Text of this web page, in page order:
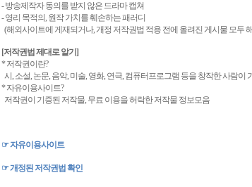
-방송제작자 동의를 받지 않은 드라마 캡쳐
-영리 목적의, 원작 가치를 훼손하는 패러디
(해외사이트에 게재되거나,개정 저작권법 적용 전에 올려진 게시물 모두
[저작권법 제대로 알기 ]
*저작권이란?
시 , 소설, 논문, 음악, 미술, 영화, 연극, 컴퓨터프로그램 등을 창작한 사람이
*자유이용사이트?
저작권이 기증된 저작물, 무료 이용을 허락한 저작물 정보모음
☞자유이용사이트
☞개정된 저작권법 확인